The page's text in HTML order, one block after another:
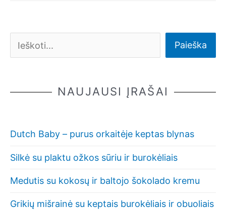
Paieška
NAUJAUSI ĮRAŠAI
Dutch Baby – purus orkaitėje keptas blynas
Silkė su plaktu ožkos sūriu ir burokėliais
Medutis su kokosų ir baltojo šokolado kremu
Grikių mišrainė su keptais burokėliais ir obuoliais